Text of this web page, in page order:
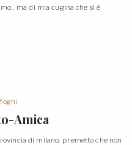
ma di mia cugina che si è
Amica
di milano. premetto che non